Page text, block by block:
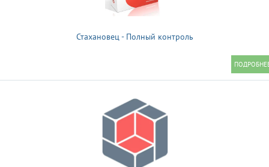
Стахановец - Полный контроль